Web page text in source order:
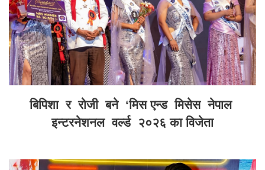
बिपिशा र रोजी बने ‘मिस एन्ड मिसेस नेपाल
इन्टरनेशनल वर्ल्ड २०२६ का विजेता